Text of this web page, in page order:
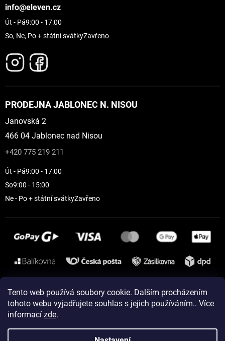
Tento web používá soubory cookie. Dalším procházením
tohoto webu vyjadřujete souhlas s jejich používáním.. Více
informací zde.
info@eleven.cz
Út - Pá9:00 - 17:00
So, Ne, Po + státní svátkyZavřeno
PRODEJNA JABLONEC N. NISOU
Janovská 2
466 04 Jablonec nad Nisou
+420 775 219 211
Út - Pá9:00 - 17:00
So9:00 - 15:00
Ne - Po + státní svátkyZavřeno
Instagram
Vytvořil Shoptet